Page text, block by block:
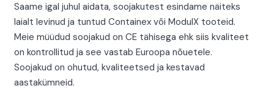
Saame igal juhul aidata, soojakutest esindame näiteks
laialt levinud ja tuntud Containex või ModulX tooteid.
Meie müüdud soojakud on CE tähisega ehk siis kvaliteet
on kontrollitud ja see vastab Euroopa nõuetele.
Soojakud on ohutud, kvaliteetsed ja kestavad
aastakümneid.